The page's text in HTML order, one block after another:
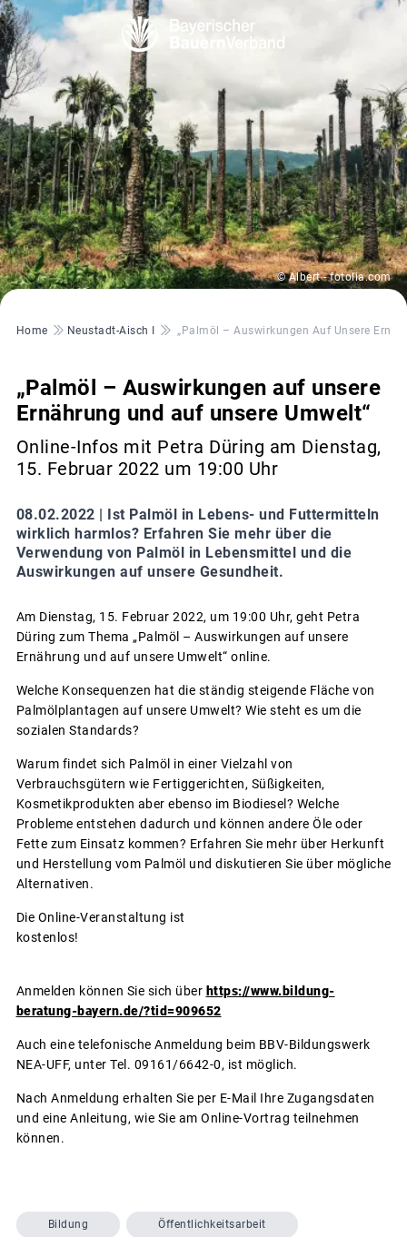
© Albert - fotolia.com
Pfadnavigation
Home Neustadt-Aisch I „Palmöl – Auswirkungen Auf Unsere
„Palmöl – Auswirkungen auf unsere
Ernährung und auf unsere Umwelt“
Online-Infos mit Petra Düring am Dienstag,
15. Februar 2022 um 19:00 Uhr
08.02.2022 | Ist Palmöl in Lebens- und Futtermitteln
wirklich harmlos? Erfahren Sie mehr über die
Verwendung von Palmöl in Lebensmittel und die
Auswirkungen auf unsere Gesundheit.
Am Dienstag, 15. Februar 2022, um 19:00 Uhr, geht Petra
Düring zum Thema „Palmöl – Auswirkungen auf unsere
Ernährung und auf unsere Umwelt“ online.
Welche Konsequenzen hat die ständig steigende Fläche von
Palmölplantagen auf unsere Umwelt? Wie steht es um die
sozialen Standards?
Warum findet sich Palmöl in einer Vielzahl von
Verbrauchsgütern wie Fertiggerichten, Süßigkeiten,
Kosmetikprodukten aber ebenso im Biodiesel? Welche
Probleme entstehen dadurch und können andere Öle oder
Fette zum Einsatz kommen? Erfahren Sie mehr über Herkunft
und Herstellung vom Palmöl und diskutieren Sie über mögliche
Alternativen.
Die Online-Veranstaltung ist
kostenlos!
Anmelden können Sie sich über https://www.bildung-
beratung-bayern.de/?tid=909652
Auch eine telefonische Anmeldung beim BBV-Bildungswerk
NEA-UFF, unter Tel. 09161/6642-0, ist möglich.
Nach Anmeldung erhalten Sie per E-Mail Ihre Zugangsdaten
und eine Anleitung, wie Sie am Online-Vortrag teilnehmen
können.
Bildung Öffentlichkeitsarbeit